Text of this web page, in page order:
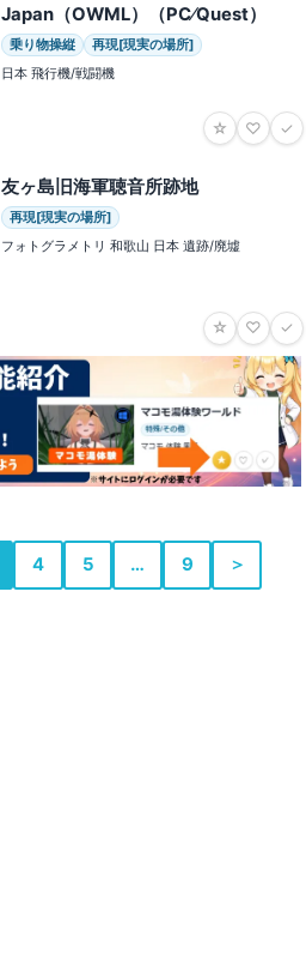
Japan（OWML）（PC⁄Quest）
乗り物操縦
再現[現実の場所]
日本 飛行機/戦闘機
☆ ♡ ✓
友ヶ島旧海軍聴音所跡地
再現[現実の場所]
フォトグラメトリ 和歌山 日本 遺跡/廃墟
☆ ♡ ✓
4 5 … 9 ＞